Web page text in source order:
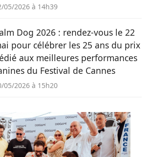
05/2026 à 14h39
Dog 2026 : rendez-vous le 22
pour célébrer les 25 ans du prix
aux meilleures performances
du Festival de Cannes
05/2026 à 15h20